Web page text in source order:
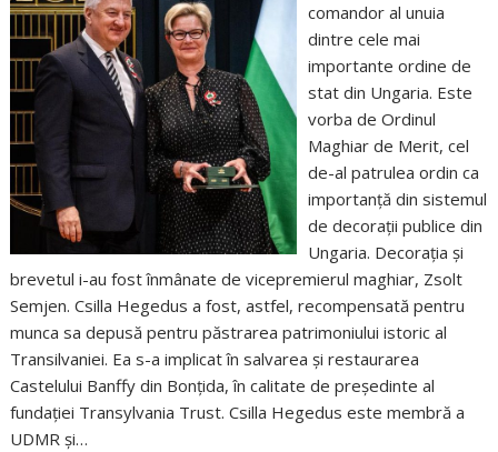
comandor al unuia
dintre cele mai
importante ordine de
stat din Ungaria. Este
vorba de Ordinul
Maghiar de Merit, cel
de-al patrulea ordin ca
importanță din sistemul
de decorații publice din
Ungaria. Decorația și
brevetul i-au fost înmânate de vicepremierul maghiar, Zsolt
Semjen. Csilla Hegedus a fost, astfel, recompensată pentru
munca sa depusă pentru păstrarea patrimoniului istoric al
Transilvaniei. Ea s-a implicat în salvarea și restaurarea
Castelului Banffy din Bonțida, în calitate de președinte al
fundației Transylvania Trust. Csilla Hegedus este membră a
UDMR și…